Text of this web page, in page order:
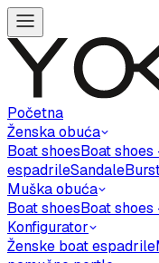
Početna
Ženska obuća
Boat shoesBoat
espadrileSandale
Muška obuća
Boat shoesBoat
Konfigurator
Ženske boat espadrile